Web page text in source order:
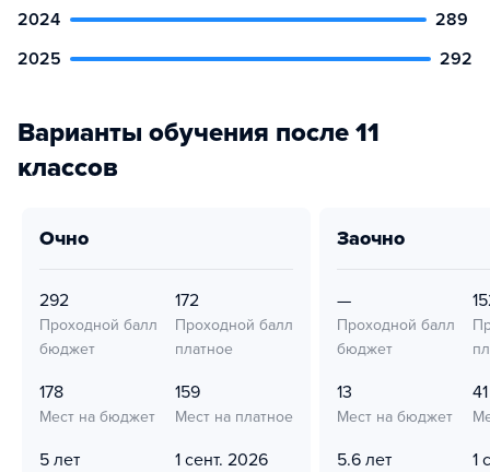
2024
289
2025
292
Варианты обучения после 11
классов
очно
292
Проходной балл
бюджет
172
Проходной балл
платное
178
Мест на бюджет
159
Мест на платное
5 лет 1 сент. 2026
заочно
—
Проходной балл
бюджет
13
Мест на бюджет
41
5.6 лет 1